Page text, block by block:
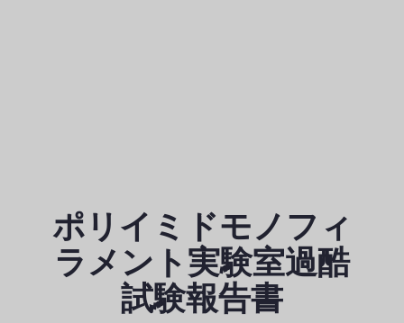
ポリイミドモノフィ
ラメント実験室過酷
試験報告書